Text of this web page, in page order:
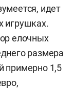
идет
игрушках.
елочных
размера
примерно 1,5